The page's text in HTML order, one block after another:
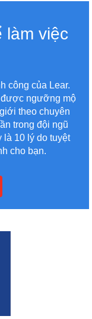
làm việc
công của Lear.
được ngưỡng mộ
theo chuyên
trong đội ngũ
10 lý do tuyệt
cho bạn.